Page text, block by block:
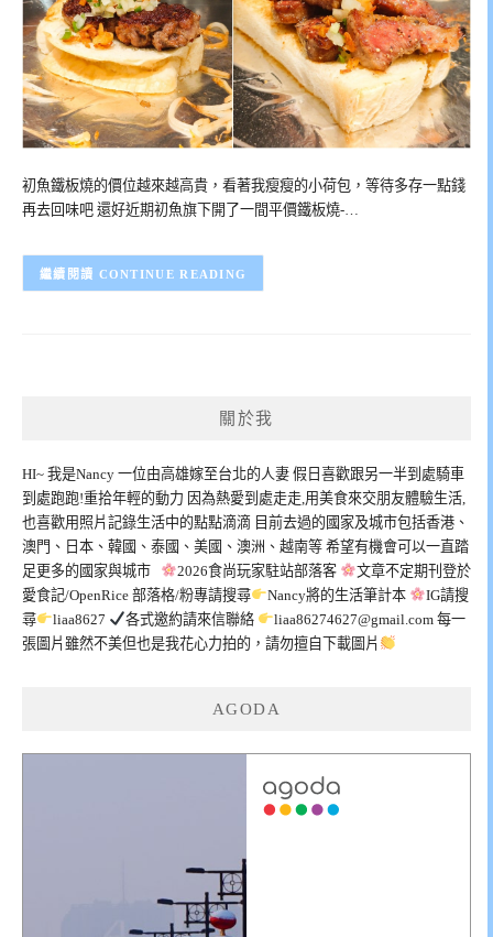
初魚鐵板燒的價位越來越高貴，看著我瘦瘦的小荷包，等待多存一點錢
再去回味吧 還好近期初魚旗下開了一間平價鐵板燒-…
CONTINUE READING
關於我
HI~ 我是Nancy 一位由高雄嫁至台北的人妻 假日喜歡跟另一半到處騎車
到處跑跑!重拾年輕的動力 因為熱愛到處走走,用美食來交朋友體驗生活,
也喜歡用照片記錄生活中的點點滴滴 目前去過的國家及城市包括香港、
澳門、日本、韓國、泰國、美國、澳洲、越南等 希望有機會可以一直踏
足更多的國家與城市
2026食尚玩家駐站部落客
文章不定期刊登於
愛食記/OpenRice 部落格/粉專請搜尋
Nancy將的生活筆計本
IG請搜
尋
liaa8627 各式邀約請來信聯絡 liaa86274627@gmail.com每一
張圖片雖然不美但也是我花心力拍的，請勿擅自下載圖片
AGODA